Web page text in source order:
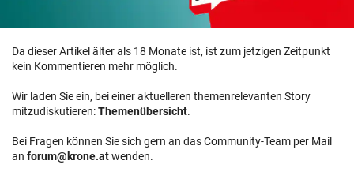
Da dieser Artikel älter als 18 Monate ist, ist zum jetzigen Zeitpunkt
kein Kommentieren mehr möglich.
Wir laden Sie ein, bei einer aktuelleren themenrelevanten Story
mitzudiskutieren:Themenübersicht.
Bei Fragen können Sie sich gern an das Community-Team per Mail
an forum@krone.atwenden.